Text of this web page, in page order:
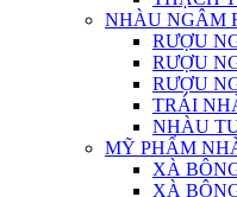
NHÀU NGÂM
RƯỢU
RƯỢU
RƯỢU
TRÁI
NHÀU
MỸ PHẨM
XÀ
XÀ